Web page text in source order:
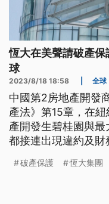
恆大在美聲請破產
球
2023/8/18 18:58 全球
中國第2房地產開發
產法》第15章，在
產開發生碧桂園與
都接連出現違約及財
破產保護 恆大集團